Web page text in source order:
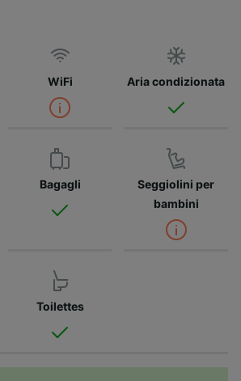
WiFi Aria condizionata
Bagagli
Seggiolini per
bambini
Toilettes